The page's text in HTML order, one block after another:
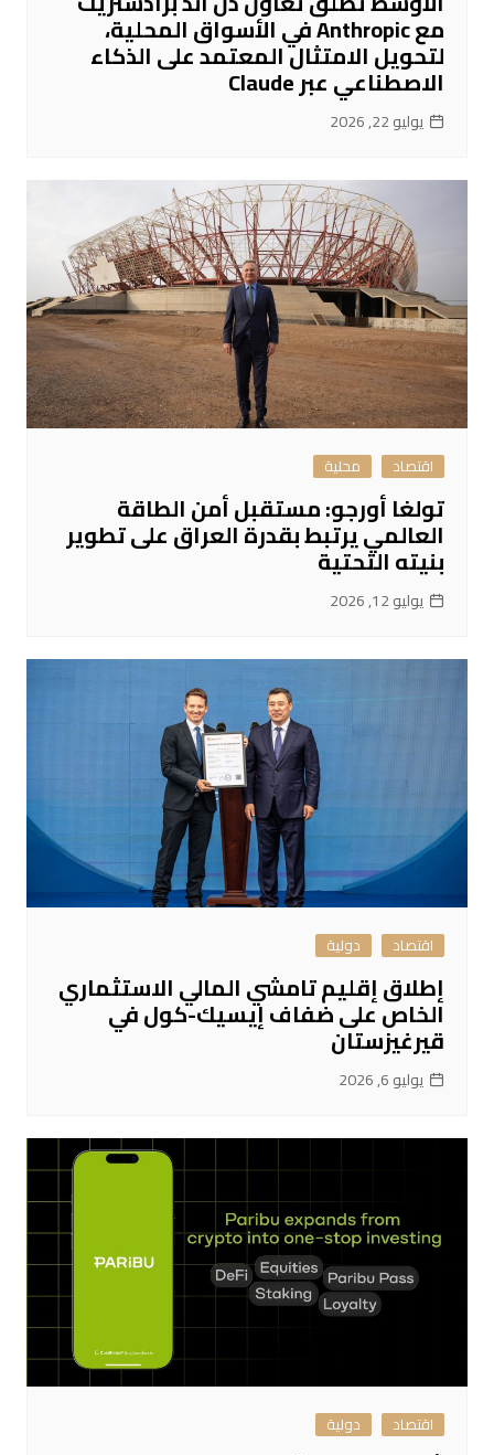
مع Anthropic في الأسواق المحلية،
لتحويل الامتثال المعتمد على الذكاء
الاصطناعي عبر Claude
يوليو 22, 2026
اقتصاد محلية
تولغا أورجو: مستقبل أمن الطاقة
العالمي يرتبط بقدرة العراق على تطوير
بنيته التحتية
يوليو 12, 2026
اقتصاد دولية
إطلاق إقليم تامشي المالي الاستثماري
الخاص على ضفاف إيسيك-كول في
قيرغيزستان
يوليو 6, 2026
اقتصاد دولية